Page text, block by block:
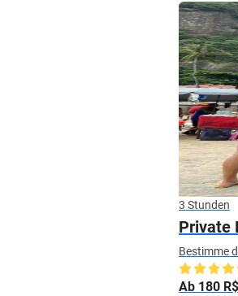
3 Stunden
Private
Bestimme
Ab 180 R$